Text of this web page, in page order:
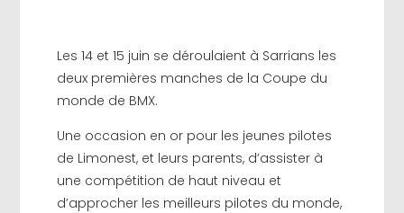
Les 14 et 15 juin se déroulaient à Sarrians les
deux premières manches de la Coupe du
monde de BMX.
Une occasion en or pour les jeunes pilotes
de Limonest, et leurs parents, d’assister à
une compétition de haut niveau et
d’approcher les meilleurs pilotes du monde,